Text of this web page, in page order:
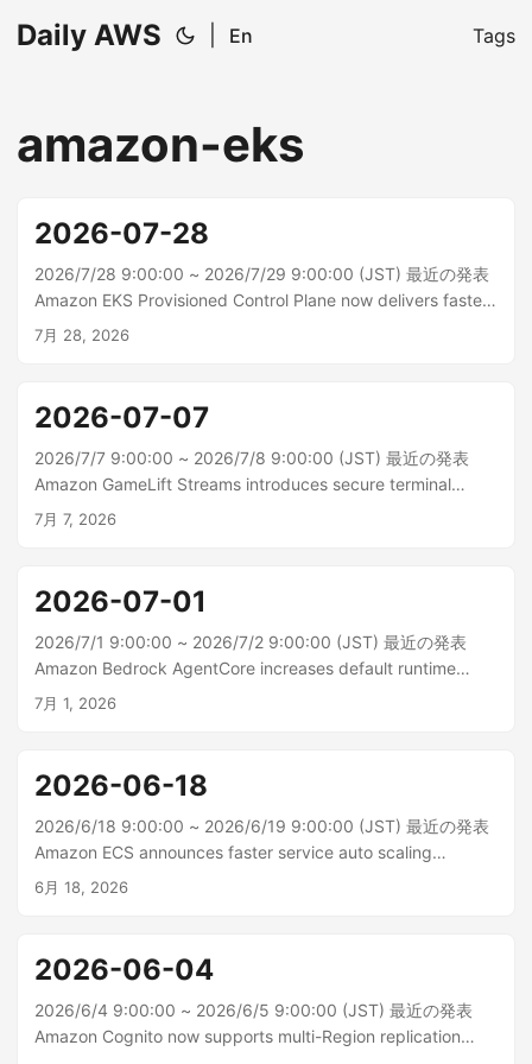
Daily AWS En Tags
amazon-eks
2026-07-28
2026/7/28 9:00:00 ~ 2026/7/29 9:00:00 (JST) 最近の発表
Amazon EKS Provisioned Control Plane now delivers faster
pod autoscaling Amazon EKS では、水平ポッドオートスケ
7月 28, 2026
2026-07-07
2026/7/7 9:00:00 ~ 2026/7/8 9:00:00 (JST) 最近の発表
Amazon GameLift Streams introduces secure terminal
access for stream sessions Amazon GameLift Streams で
7月 7, 2026
2026-07-01
2026/7/1 9:00:00 ~ 2026/7/2 9:00:00 (JST) 最近の発表
Amazon Bedrock AgentCore increases default runtime
quota limits Amazon Bedrock AgentCore はデフォルトのラ
7月 1, 2026
2026-06-18
2026/6/18 9:00:00 ~ 2026/6/19 9:00:00 (JST) 最近の発表
Amazon ECS announces faster service auto scaling
Amazon ECS サービスの Auto Scaling は、高解像度 (20 秒)
6月 18, 2026
2026-06-04
2026/6/4 9:00:00 ~ 2026/6/5 9:00:00 (JST) 最近の発表
Amazon Cognito now supports multi-Region replication